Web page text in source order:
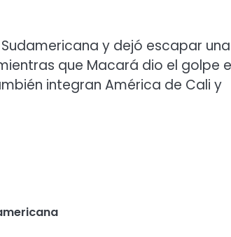
y dejó escapar una
que Macará dio el golpe
integran América de Cali y